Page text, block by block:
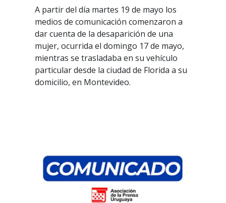
A partir del día martes 19 de mayo los
medios de comunicación comenzaron a
dar cuenta de la desaparición de una
mujer, ocurrida el domingo 17 de mayo,
mientras se trasladaba en su vehículo
particular desde la ciudad de Florida a su
domicilio, en Montevideo.